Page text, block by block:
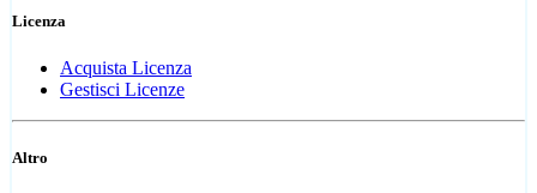
Licenza
Acquista Licenza
Gestisci Licenze
Altro